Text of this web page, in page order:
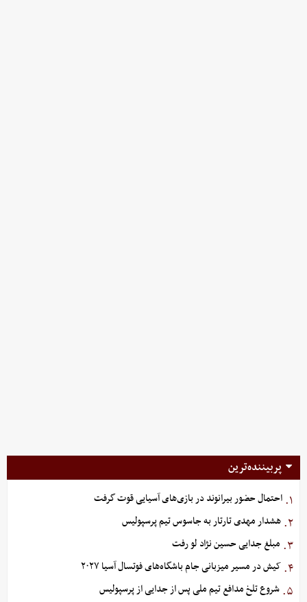
پربیننده‌ترین
۱. احتمال حضور بیرانوند در بازی‌های آسیایی قوت گرفت
۲. هشدار مهدی تارتار به جاسوس تیم پرسپولیس
۳. مبلغ جدایی حسین نژاد لو رفت
۴. کیش در مسیر میزبانی جام باشگاه‌های فوتسال آسیا ۲۰۲۷
۵. شروع تلخ مدافع تیم ملی پس از جدایی از پرسپولیس